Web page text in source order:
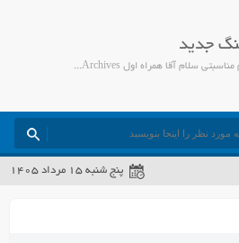
جدید
آوای انتظار آلبوم مناسبتی سلام آقا همراه اول Archives - جمیل مدیا
پنج شنبه ۱۵ مرداد ۱۴۰۵